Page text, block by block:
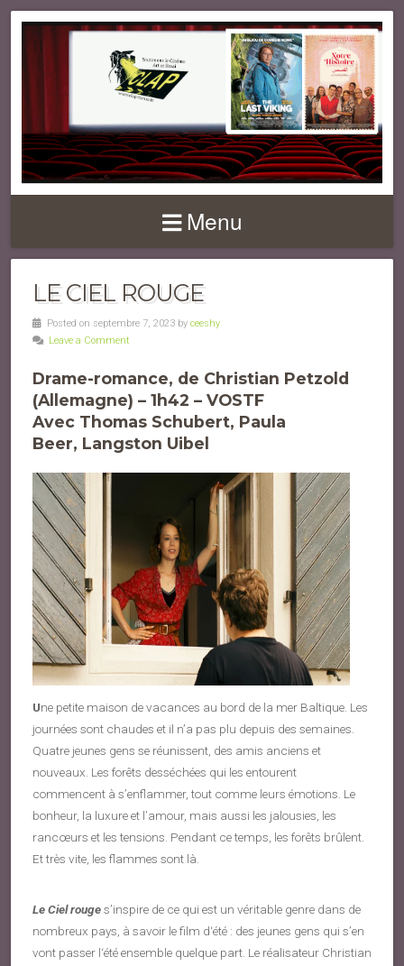
Menu
LE CIEL ROUGE
Posted on septembre 7, 2023 by ceeshy
Leave a Comment
Drame-romance, de Christian Petzold
(Allemagne) – 1h42 – VOSTF
Avec Thomas Schubert, Paula
Beer, Langston Uibel
Une petite maison de vacances au bord de la mer Baltique. Les
journées sont chaudes et il n’a pas plu depuis des semaines.
Quatre jeunes gens se réunissent, des amis anciens et
nouveaux. Les forêts desséchées qui les entourent
commencent à s’enflammer, tout comme leurs émotions. Le
bonheur, la luxure et l’amour, mais aussi les jalousies, les
rancœurs et les tensions. Pendant ce temps, les forêts brûlent.
Et très vite, les flammes sont là.
Le Ciel rouges’inspire de ce qui est un véritable genre dans de
nombreux pays, à savoir le film d‘été : des jeunes gens qui s’en
vont passer l‘été ensemble quelque part. Le réalisateur Christian